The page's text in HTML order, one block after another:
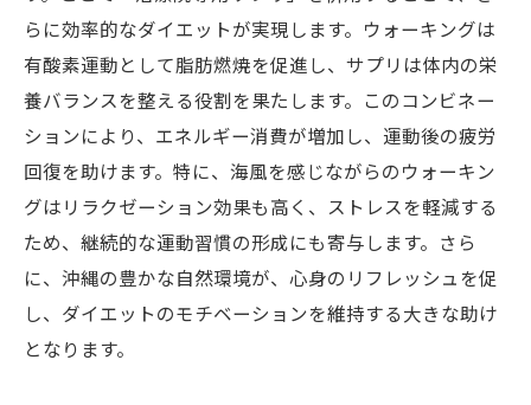
沖縄でのダイエットを加速する治療院専用サプ
リの活用テクニック
サプリの効果を高めるタイミングとは
効率的にサプリを摂取する工夫
サプリと沖縄の食材を使ったレシピ
ダイエットを成功に導くメンタルケア
サプリと日常習慣の見直し方
沖縄の自然と治療院専用サプリを組み合わせた
らに効率的なダイエットが実現します。ウォーキングは
有酸素運動として脂肪燃焼を促進し、サプリは体内の栄
養バランスを整える役割を果たします。このコンビネー
ションにより、エネルギー消費が増加し、運動後の疲労
回復を助けます。特に、海風を感じながらのウォーキン
グはリラクゼーション効果も高く、ストレスを軽減する
ため、継続的な運動習慣の形成にも寄与します。さら
に、沖縄の豊かな自然環境が、心身のリフレッシュを促
し、ダイエットのモチベーションを維持する大きな助け
となります。